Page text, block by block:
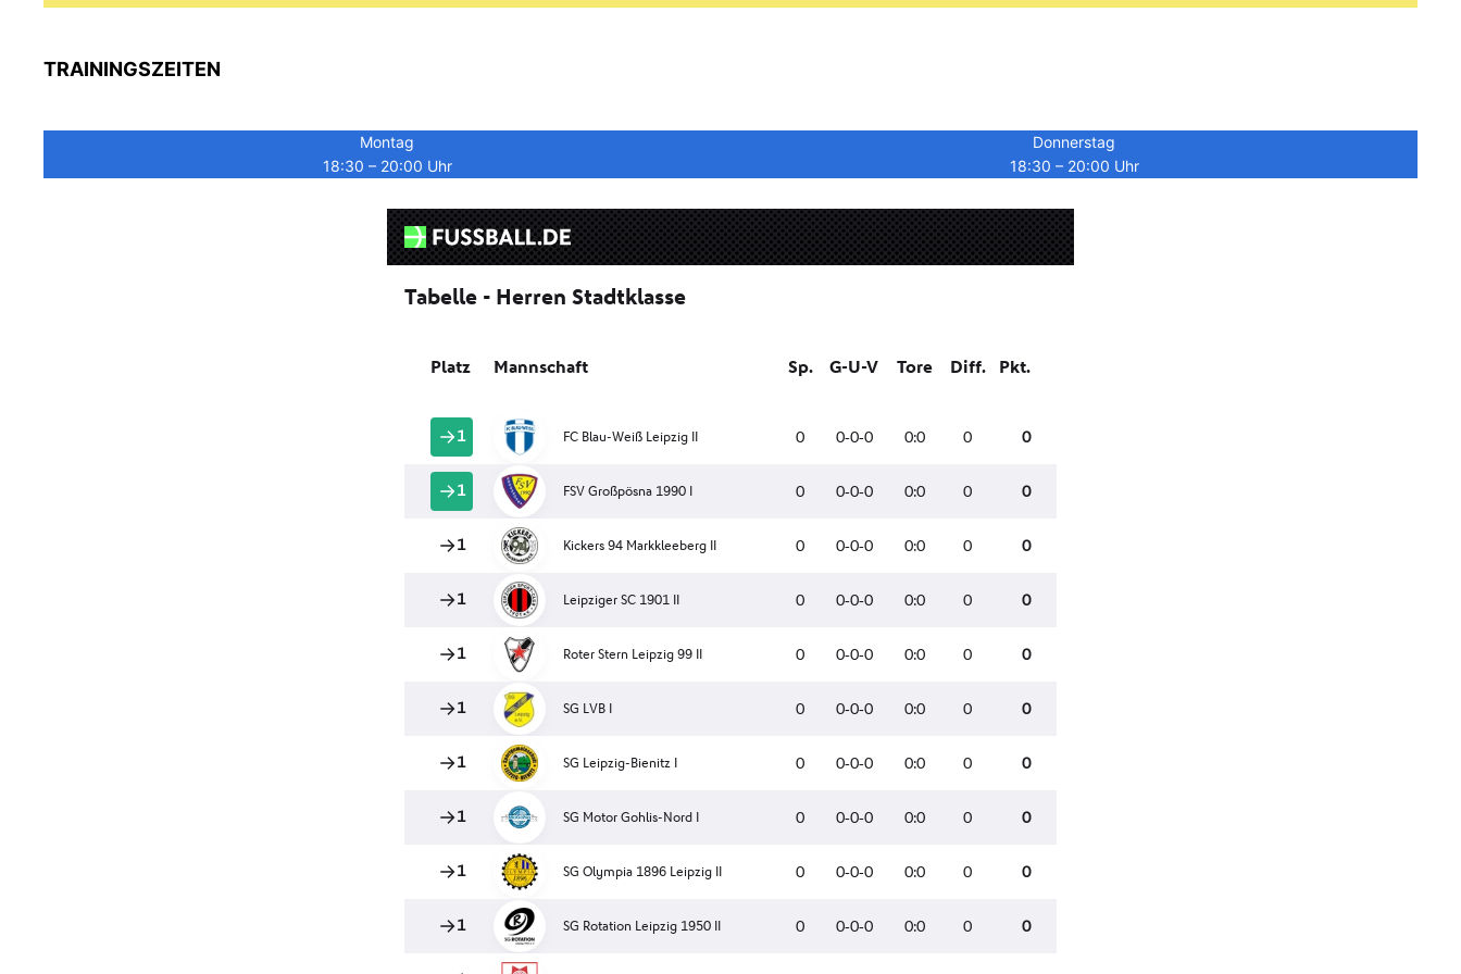
TRAININGSZEITEN
Montag
18:30 – 20:00 Uhr
Donnerstag
18:30 – 20:00 Uhr